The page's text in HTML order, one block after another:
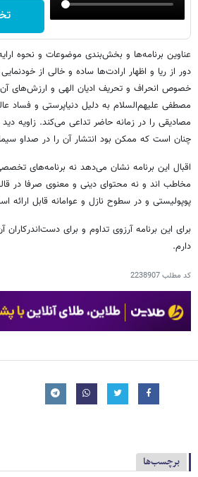
عناوین برنامه‌ها و بخش‌بندی موضوعات و نحوه
دور از ریا و اظهار ارادت‌ها ساده و خالی از
خصوص انحراف و تحریف ادیان الهی و ارزش‌های
مصطفی علیهم‌السلام به دلیل دنیاپرستی و فساد
مصادیقی را در زمانه حاضر تداعی می‌کند. زاویه
چنان است که ممکن بود انتشار آن را در صداو
اقبال این برنامه نشان می‌دهد نه برنامه‌های
مخاطب اند و نه محتوای دینی و معنوی صرفا در
پوپولیستی و در سطوح نازل و عوامانه قابل ارائه
برای این برنامه آرزوی تداوم و برای
دارم.
کد مطلب2238907
برچسب‌ها